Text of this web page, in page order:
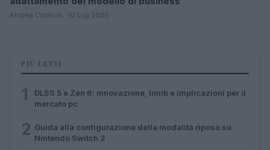
Andrea Conforti · 10 Lug 2026
PIÙ LETTI
1
DLSS 5 e Zen 6: innovazione, limiti e implicazioni per il
mercato pc
2 Guida alla configurazione della modalità riposo su
Nintendo Switch 2